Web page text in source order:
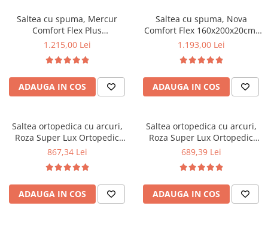
Top saltele 10 cm
Top saltele memory 5 cm
Top saltele MemoHR 6.5 cm
Saltele ieftine
Saltele cu plasa de arcuri
Saltele cu spuma
Mobilier bucatarie
Mese bucatarie
Scaune pentru bucatarie
Mobila bucatarie
Seturi mese si scaune bucatarie
Mobila hol
Suporturi si rafturi pantofi
Portmantouri
Pantofare
Seturi mobilier hol
Stender haine
Saltea cu spuma, Mercur
Comfort Flex Plus
140x200x20cm, fermitate
hipoalergenica, husa
detasabila, Saltsib
1.215,00 Lei
ADAUGA IN COS
Saltea cu spuma, Nova
Comfort Flex 160x200x20cm,
fermitate tare,
detasabila, Saltsib
1.193,00 Lei
ADAUGA IN COS
Saltea ortopedica cu arcuri,
Roza Super Lux Ortopedic
140x200x25cm, fermitate
arcuri Bonell, reversibila,
banda de aerisire spaceair,
greutate maxima sustinuta
100 kg/utilizator, Salt Confort
867,34 Lei
ADAUGA IN COS
Saltea ortopedica cu arcuri,
Roza Super Lux Ortopedic
120x190x25cm, fermitate
arcuri Bonell,reversibila,
banda de aerisire spaceair,
greutate maxima sustinuta
100 kg/utilizator, Salt Confort
689,39 Lei
ADAUGA IN COS